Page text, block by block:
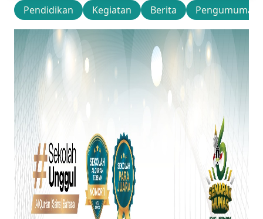
Pendidikan Kegiatan Berita Pengumuman